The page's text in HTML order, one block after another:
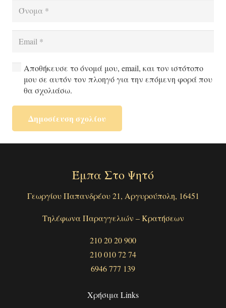
Αποθήκευσε το όνομά μου, email, και τον ιστότοπο
μου σε αυτόν τον πλοηγό για την επόμενη φορά που
θα σχολιάσω.
Δημοσίευση σχολίου
Έμπα Στο Ψητό
Γεωργίου Παπανδρέου 21, Αργυρούπολη, 16451
Τηλέφωνα Παραγγελιών – Κρατήσεων
210 20 20 900
210 010 72 74
6946 777 139
Χρήσιμα Links